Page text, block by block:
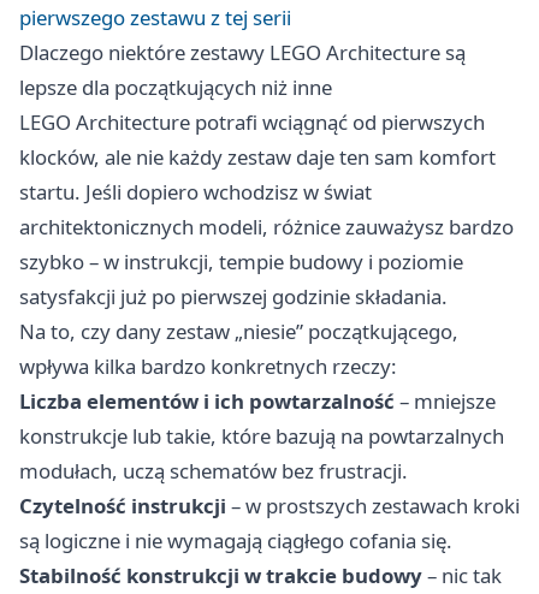
pierwszego zestawu z tej serii
Dlaczego niektóre zestawy LEGO Architecture są
lepsze dla początkujących niż inne
LEGO Architecture potrafi wciągnąć od pierwszych
klocków, ale nie każdy zestaw daje ten sam komfort
startu. Jeśli dopiero wchodzisz w świat
architektonicznych modeli, różnice zauważysz bardzo
szybko – w instrukcji, tempie budowy i poziomie
satysfakcji już po pierwszej godzinie składania.
Na to, czy dany zestaw „niesie” początkującego,
wpływa kilka bardzo konkretnych rzeczy:
Liczba elementów i ich powtarzalność – mniejsze
konstrukcje lub takie, które bazują na powtarzalnych
modułach, uczą schematów bez frustracji.
Czytelność instrukcji – w prostszych zestawach kroki
są logiczne i nie wymagają ciągłego cofania się.
Stabilność konstrukcji w trakcie budowy– nic tak